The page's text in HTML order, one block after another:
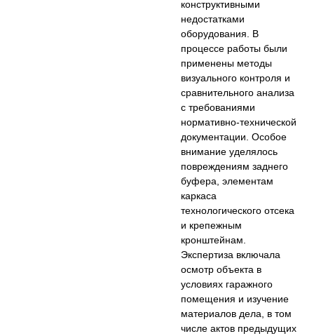
конструктивными
недостатками
оборудования. В
процессе работы были
применены методы
визуального контроля и
сравнительного анализа
с требованиями
нормативно-технической
документации. Особое
внимание уделялось
повреждениям заднего
буфера, элементам
каркаса
технологического отсека
и крепежным
кронштейнам.
Экспертиза включала
осмотр объекта в
условиях гаражного
помещения и изучение
материалов дела, в том
числе актов предыдущих